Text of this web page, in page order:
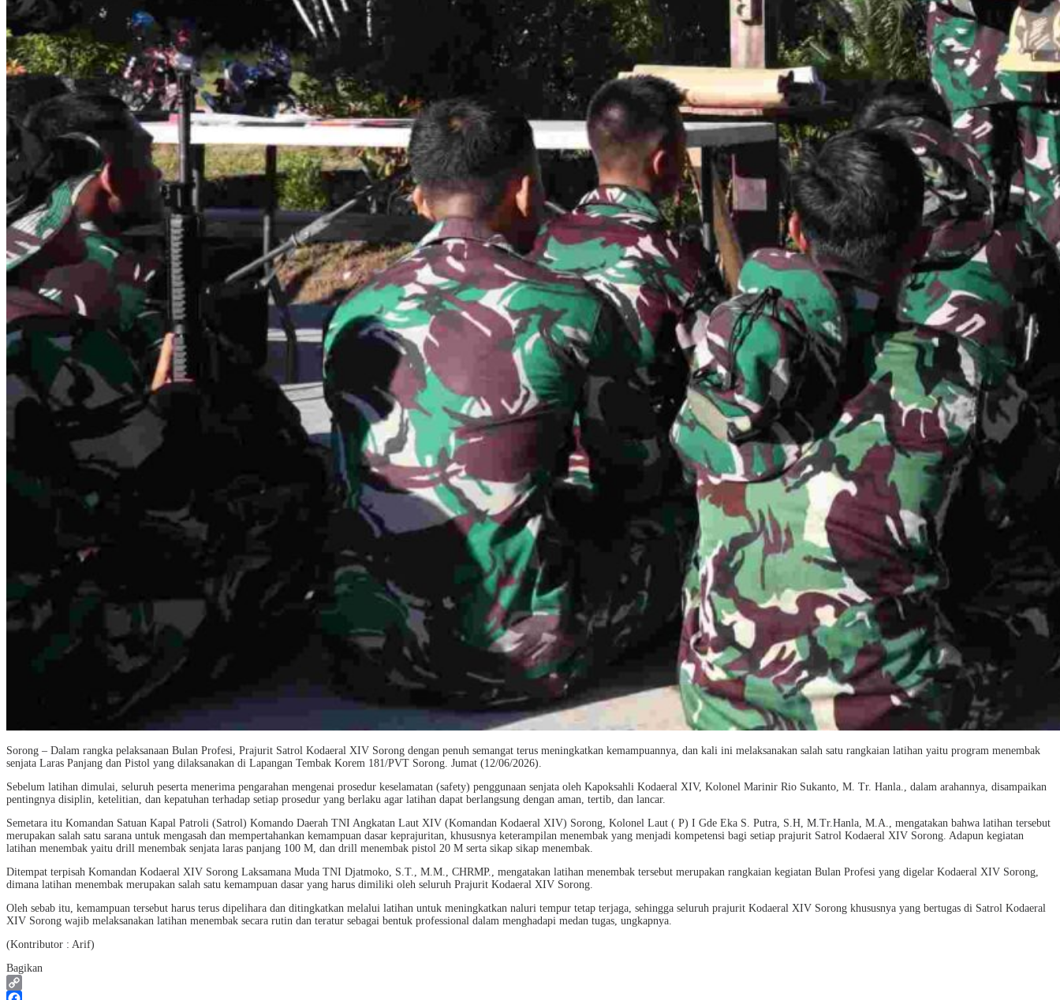
Sorong – Dalam rangka pelaksanaan Bulan Profesi, Prajurit Satrol Kodaeral XIV Sorong dengan penuh semangat terus meningkatkan kemampuannya, dan kali ini melaksanakan salah satu rangkaian latihan yaitu program menembak
senjata Laras Panjang dan Pistol yang dilaksanakan di Lapangan Tembak Korem 181/PVT Sorong. Jumat (12/06/2026).
Sebelum latihan dimulai, seluruh peserta menerima pengarahan mengenai prosedur keselamatan (safety) penggunaan senjata oleh Kapoksahli Kodaeral XIV, Kolonel Marinir Rio Sukanto, M. Tr. Hanla., dalam arahannya, disampaikan
pentingnya disiplin, ketelitian, dan kepatuhan terhadap setiap prosedur yang berlaku agar latihan dapat berlangsung dengan aman, tertib, dan lancar.
Semetara itu Komandan Satuan Kapal Patroli (Satrol) Komando Daerah TNI Angkatan Laut XIV (Komandan Kodaeral XIV) Sorong, Kolonel Laut ( P) I Gde Eka S. Putra, S.H, M.Tr.Hanla, M.A., mengatakan bahwa latihan tersebut
merupakan salah satu sarana untuk mengasah dan mempertahankan kemampuan dasar keprajuritan, khususnya keterampilan menembak yang menjadi kompetensi bagi setiap prajurit Satrol Kodaeral XIV Sorong. Adapun kegiatan
latihan menembak yaitu drill menembak senjata laras panjang 100 M, dan drill menembak pistol 20 M serta sikap sikap menembak.
Ditempat terpisah Komandan Kodaeral XIV Sorong Laksamana Muda TNI Djatmoko, S.T., M.M., CHRMP., mengatakan latihan menembak tersebut merupakan rangkaian kegiatan Bulan Profesi yang digelar Kodaeral XIV Sorong,
dimana latihan menembak merupakan salah satu kemampuan dasar yang harus dimiliki oleh seluruh Prajurit Kodaeral XIV Sorong.
Oleh sebab itu, kemampuan tersebut harus terus dipelihara dan ditingkatkan melalui latihan untuk meningkatkan naluri tempur tetap terjaga, sehingga seluruh prajurit Kodaeral XIV Sorong khususnya yang bertugas di Satrol Kodaeral
XIV Sorong wajib melaksanakan latihan menembak secara rutin dan teratur sebagai bentuk professional dalam menghadapi medan tugas, ungkapnya.
(Kontributor : Arif)
Bagikan